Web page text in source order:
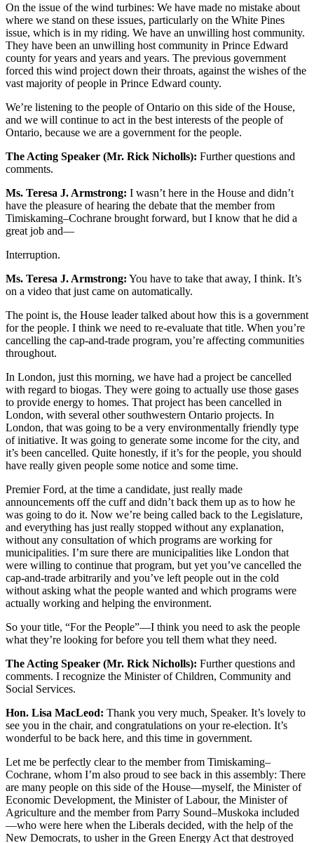
On the issue of the wind turbines: We have made no mistake about
where we stand on these issues, particularly on the White Pines
issue, which is in my riding. We have an unwilling host community.
They have been an unwilling host community in Prince Edward
county for years and years and years. The previous government
forced this wind project down their throats, against the wishes of the
vast majority of people in Prince Edward county.
We’re listening to the people of Ontario on this side of the House,
and we will continue to act in the best interests of the people of
Ontario, because we are a government for the people.
The Acting Speaker (Mr. Rick Nicholls): Further questions and
comments.
Ms. Teresa J. Armstrong: I wasn’t here in the House and didn’t
have the pleasure of hearing the debate that the member from
Timiskaming–Cochrane brought forward, but I know that he did a
great job and—
Interruption.
Ms. Teresa J. Armstrong: You have to take that away, I think. It’s
on a video that just came on automatically.
The point is, the House leader talked about how this is a government
for the people. I think we need to re-evaluate that title. When you’re
cancelling the cap-and-trade program, you’re affecting communities
throughout.
In London, just this morning, we have had a project be cancelled
with regard to biogas. They were going to actually use those gases
to provide energy to homes. That project has been cancelled in
London, with several other southwestern Ontario projects. In
London, that was going to be a very environmentally friendly type
of initiative. It was going to generate some income for the city, and
it’s been cancelled. Quite honestly, if it’s for the people, you should
have really given people some notice and some time.
Premier Ford, at the time a candidate, just really made
announcements off the cuff and didn’t back them up as to how he
was going to do it. Now we’re being called back to the Legislature,
and everything has just really stopped without any explanation,
without any consultation of which programs are working for
municipalities. I’m sure there are municipalities like London that
were willing to continue that program, but yet you’ve cancelled the
cap-and-trade arbitrarily and you’ve left people out in the cold
without asking what the people wanted and which programs were
actually working and helping the environment.
So your title, “For the People”—I think you need to ask the people
what they’re looking for before you tell them what they need.
The Acting Speaker (Mr. Rick Nicholls): Further questions and
comments. I recognize the Minister of Children, Community and
Social Services.
Hon. Lisa MacLeod: Thank you very much, Speaker. It’s lovely to
see you in the chair, and congratulations on your re-election. It’s
wonderful to be back here, and this time in government.
Let me be perfectly clear to the member from Timiskaming–
Cochrane, whom I’m also proud to see back in this assembly: There
are many people on this side of the House—myself, the Minister of
Economic Development, the Minister of Labour, the Minister of
Agriculture and the member from Parry Sound–Muskoka included
—who were here when the Liberals decided, with the help of the
New Democrats, to usher in the Green Energy Act that destroyed